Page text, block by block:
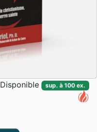
Disponible sup. à 100 ex.